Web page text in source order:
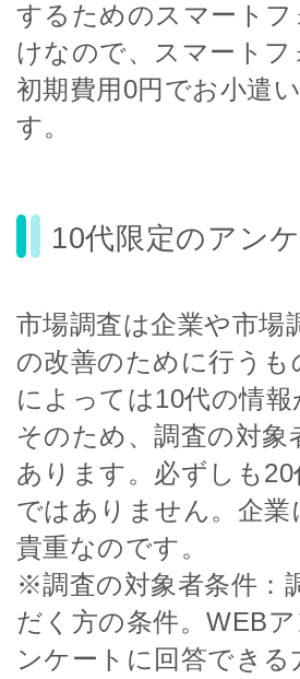
するためのスマート
けなので、スマート
初期費用0円でお小遣
す。
10代限定のアン
市場調査は企業や市場
の改善のために行う
によっては10代の情
そのため、調査の対
あります。必ずしも
ではありません。企
貴重なのです。
※調査の対象者条件：
だく方の条件。WEB
ンケートに回答でき